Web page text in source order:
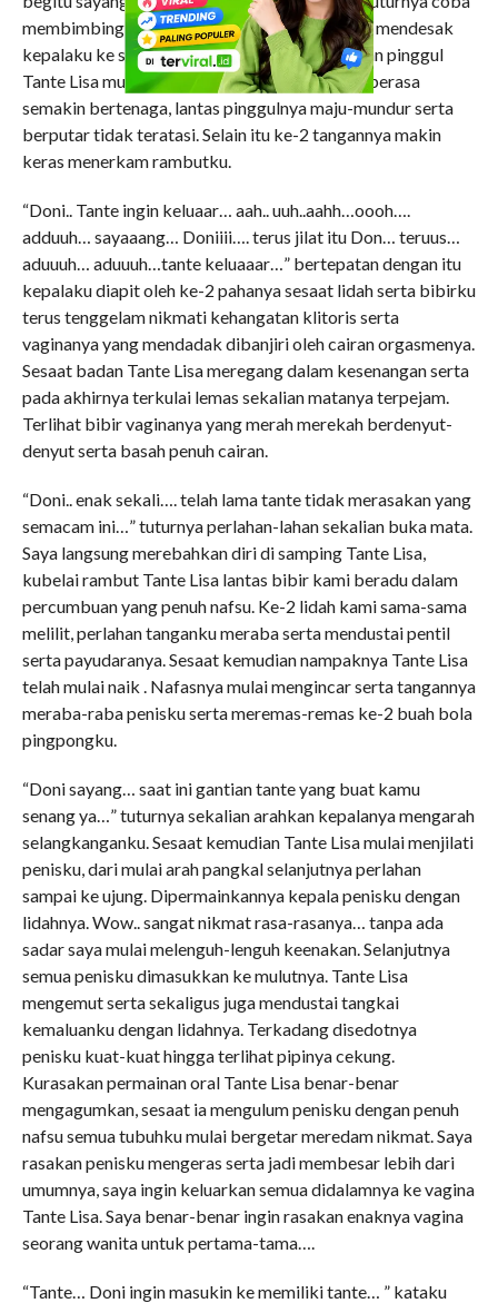
membimbingku sekalian ke-2 tangannya terus mendesak
kepalaku ke selangkangannya. Sesaat kemudian pinggul
Tante Lisa mulai berkedut-kedut, gerakannya berasa
semakin bertenaga, lantas pinggulnya maju-mundur serta
berputar tidak teratasi. Selain itu ke-2 tangannya makin
keras menerkam rambutku.
“Doni.. Tante ingin keluaar… aah.. uuh..aahh…oooh….
adduuh… sayaaang… Doniiii…. terus jilat itu Don… teruus…
aduuuh… aduuuh…tante keluaaar…” bertepatan dengan itu
kepalaku diapit oleh ke-2 pahanya sesaat lidah serta bibirku
terus tenggelam nikmati kehangatan klitoris serta
vaginanya yang mendadak dibanjiri oleh cairan orgasmenya.
Sesaat badan Tante Lisa meregang dalam kesenangan serta
pada akhirnya terkulai lemas sekalian matanya terpejam.
Terlihat bibir vaginanya yang merah merekah berdenyut-
denyut serta basah penuh cairan.
“Doni.. enak sekali…. telah lama tante tidak merasakan yang
semacam ini…” tuturnya perlahan-lahan sekalian buka mata.
Saya langsung merebahkan diri di samping Tante Lisa,
kubelai rambut Tante Lisa lantas bibir kami beradu dalam
percumbuan yang penuh nafsu. Ke-2 lidah kami sama-sama
melilit, perlahan tanganku meraba serta mendustai pentil
serta payudaranya. Sesaat kemudian nampaknya Tante Lisa
telah mulai naik . Nafasnya mulai mengincar serta tangannya
meraba-raba penisku serta meremas-remas ke-2 buah bola
pingpongku.
“Doni sayang… saat ini gantian tante yang buat kamu
senang ya…” tuturnya sekalian arahkan kepalanya mengarah
selangkanganku. Sesaat kemudian Tante Lisa mulai menjilati
penisku, dari mulai arah pangkal selanjutnya perlahan
sampai ke ujung. Dipermainkannya kepala penisku dengan
lidahnya. Wow.. sangat nikmat rasa-rasanya… tanpa ada
sadar saya mulai melenguh-lenguh keenakan. Selanjutnya
semua penisku dimasukkan ke mulutnya. Tante Lisa
mengemut serta sekaligus juga mendustai tangkai
kemaluanku dengan lidahnya. Terkadang disedotnya
penisku kuat-kuat hingga terlihat pipinya cekung.
Kurasakan permainan oral Tante Lisa benar-benar
mengagumkan, sesaat ia mengulum penisku dengan penuh
nafsu semua tubuhku mulai bergetar meredam nikmat. Saya
rasakan penisku mengeras serta jadi membesar lebih dari
umumnya, saya ingin keluarkan semua didalamnya ke vagina
Tante Lisa. Saya benar-benar ingin rasakan enaknya vagina
seorang wanita untuk pertama-tama….
“Tante… Doni ingin masukin ke memiliki tante… ” kataku